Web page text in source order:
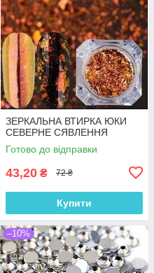
ЗЕРКАЛЬНА ВТИРКА ЮКИ
СЕВЕРНЕ СЯВЛЕННЯ
Готово до відправки
43,20 ₴ 72 ₴
Купити
–10%